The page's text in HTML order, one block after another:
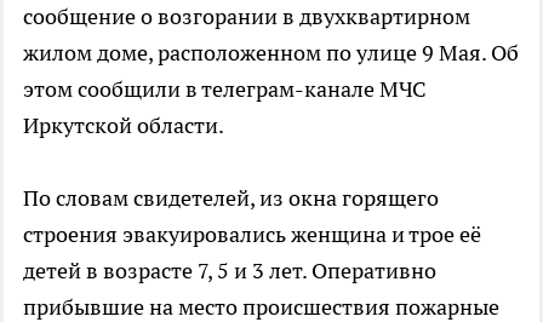
сообщение о возгорании в двухквартирном
жилом доме, расположенном по улице 9 Мая. Об
этом сообщили в телеграм-канале МЧС
Иркутской области.
По словам свидетелей, из окна горящего
строения эвакуировались женщина и трое её
детей в возрасте 7, 5 и 3 лет. Оперативно
прибывшие на место происшествия пожарные